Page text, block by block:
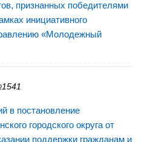
признанных победителями
инициативного
«Молодежный
в постановление
городского округа от
поддержки гражданам и